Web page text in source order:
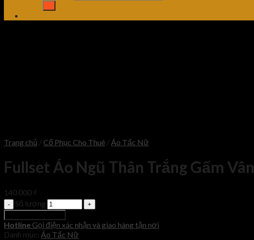
Trang chủ / Cổ Phục Cho Thuê / Áo Tấc Nữ
Fullset Áo Ngũ Thân Trắng Gấm Vân
140.000 ₫
Số lượng
Hotline Gọi điện xác nhận và giao hàng tận nơi
Danh mục: Áo Tấc Nữ